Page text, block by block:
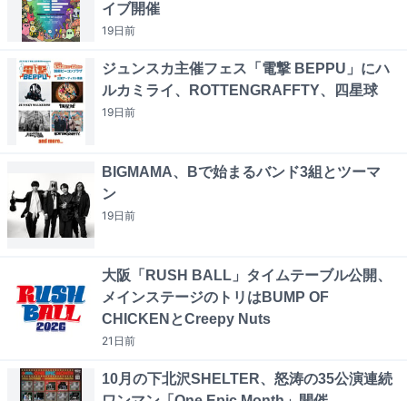
イブ開催
19日前
ジュンスカ主催フェス「電撃 BEPPU」にハ
ルカミライ、ROTTENGRAFFTY、四星球
19日前
BIGMAMA、Bで始まるバンド3組とツーマ
ン
19日前
大阪「RUSH BALL」タイムテーブル公開、
メインステージのトリはBUMP OF
CHICKENとCreepy Nuts
21日前
10月の下北沢SHELTER、怒涛の35公演連続